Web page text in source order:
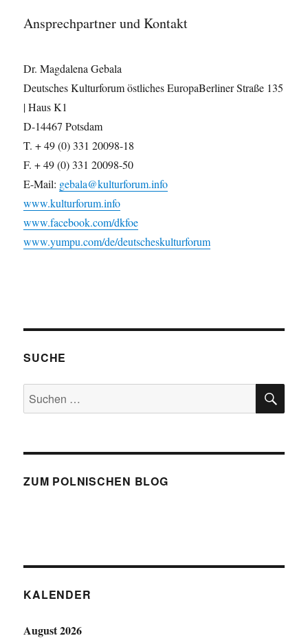
Ansprechpartner und Kontakt
Dr. Magdalena Gebala
Deutsches Kulturforum östliches EuropaBerliner Straße 135
| Haus K1
D-14467 Potsdam
T. + 49 (0) 331 20098-18
F. + 49 (0) 331 20098-50
E-Mail: gebala@kulturforum.info
www.kulturforum.info
www.facebook.com/dkfoe
www.yumpu.com/de/deutscheskulturforum
SUCHE
Suchen
nach:
ZUM POLNISCHEN BLOG
KALENDER
August 2026